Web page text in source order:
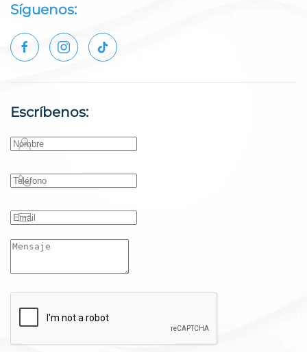
Síguenos:
Escríbenos: